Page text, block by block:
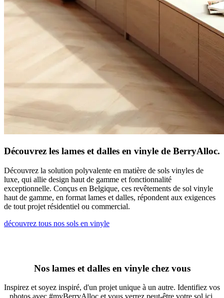
Découvrez les lames et dalles en vinyle de BerryAlloc.
Découvrez la solution polyvalente en matière de sols vinyles de
luxe, qui allie design haut de gamme et fonctionnalité
exceptionnelle. Conçus en Belgique, ces revêtements de sol vinyle
haut de gamme, en format lames et dalles, répondent aux exigences
de tout projet résidentiel ou commercial.
découvrez tous nos sols en vinyle
Nos lames et dalles en vinyle chez vous
Inspirez et soyez inspiré, d'un projet unique à un autre. Identifiez vos